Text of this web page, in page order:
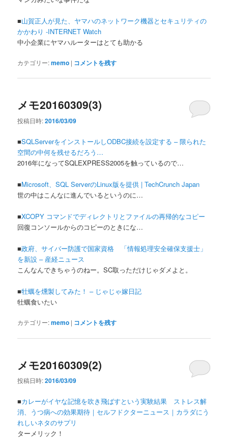
■山賀正人が見た、ヤマハのネットワーク機器とセキュリティの
かかわり -INTERNET Watch
中小企業にヤマハルーターはとても助かる
カテゴリー:memo | コメントを残す
メモ20160309(3)
投稿日時:2016/03/09
■SQLServerをインストールしODBC接続を設定する – 限られた
空間の中何を残せるだろう…
2016年になってSQLEXPRESS2005を触っているので…
■Microsoft、SQL ServerのLinux版を提供 | TechCrunch Japan
世の中はこんなに進んでいるというのに…
■XCOPY コマンドでディレクトリとファイルの再帰的なコピー
回復コンソールからのコピーのときにな…
■政府、サイバー防護で国家資格 「情報処理安全確保支援士」
を新設 – 産経ニュース
こんなんできちゃうのねー。SC取っただけじゃダメよと。
■牡蠣を燻製してみた！ – じゃじゃ嫁日記
牡蠣食いたい
カテゴリー:memo | コメントを残す
メモ20160309(2)
投稿日時:2016/03/09
■カレーがイヤな記憶を吹き飛ばすという実験結果 ストレス解
消、うつ病への効果期待｜セルフドクターニュース｜カラダにう
れしいネタのサプリ
ターメリック！